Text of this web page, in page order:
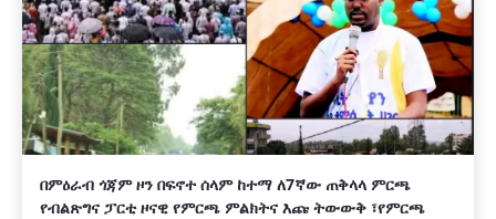
በምዕራብ ጎጃም ዞን በፍኖተ ሰላም ከተማ ለ7ኛው ጠቅላላ ምርጫ
የብልጽግና ፓርቲ ዞናዊ የምርጫ ምልክትና እጩ ትውውቅ ፣የምርጫ